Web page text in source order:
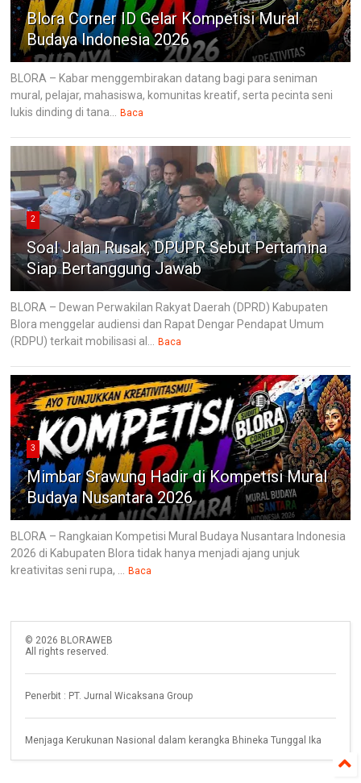
Blora Corner ID Gelar Kompetisi Mural
Budaya Indonesia 2026
BLORA – Kabar menggembirakan datang bagi para seniman
mural, pelajar, mahasiswa, komunitas kreatif, serta pecinta seni
lukis dinding di tana...
Baca
2
Soal Jalan Rusak, DPUPR Sebut Pertamina
Siap Bertanggung Jawab
BLORA – Dewan Perwakilan Rakyat Daerah (DPRD) Kabupaten
Blora menggelar audiensi dan Rapat Dengar Pendapat Umum
(RDPU) terkait mobilisasi al...
Baca
3
Mimbar Srawung Hadir di Kompetisi Mural
Budaya Nusantara 2026
BLORA – Rangkaian Kompetisi Mural Budaya Nusantara Indonesia
2026 di Kabupaten Blora tidak hanya menjadi ajang unjuk
kreativitas seni rupa, ...
Baca
© 2026 BLORAWEB
All rights reserved.
Penerbit : PT. Jurnal Wicaksana Group
Menjaga Kerukunan Nasional dalam kerangka Bhineka Tunggal Ika